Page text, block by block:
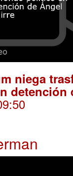
niega
detención